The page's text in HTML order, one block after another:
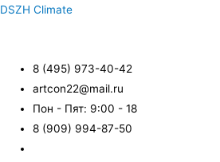
DSZH Climate
8 (495) 973-40-42
artcon22@mail.ru
Пон - Пят: 9:00 - 18
8 (909) 994-87-50